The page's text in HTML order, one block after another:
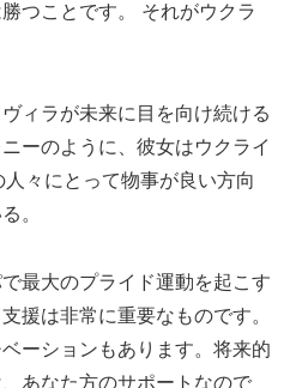
つことです。 それがウクラ
ィラが未来に目を向け続ける
ーのように、彼女はウクライ
々にとって物事が良い方向
。
最大のプライド運動を起こす
援は非常に重要なものです。
ーションもあります。将来的
あなた方のサポートなので